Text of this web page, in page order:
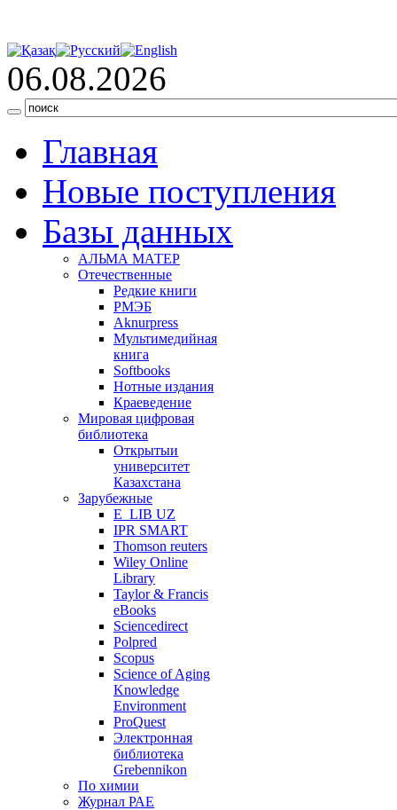
06.08.2026
Главная
Новые поступления
Базы данных
АЛЬМА МАТЕР
Отечественные
Редкие книги
РМЭБ
Аknurpress
Мультимедийная
книга
Softbooks
Нотные издания
Краеведение
Мировая цифровая
библиотека
Открытыи
университет
Казахстана
Зарубежные
E_LIB UZ
IPR SMART
Thomson reuters
Wiley Online
Library
Taylor & Francis
eBooks
Sciencedirect
Polpred
Scopus
Science of Aging
Knowledge
Environment
ProQuest
Электронная
библиотека
Grebennikon
По химии
Журнал РАЕ